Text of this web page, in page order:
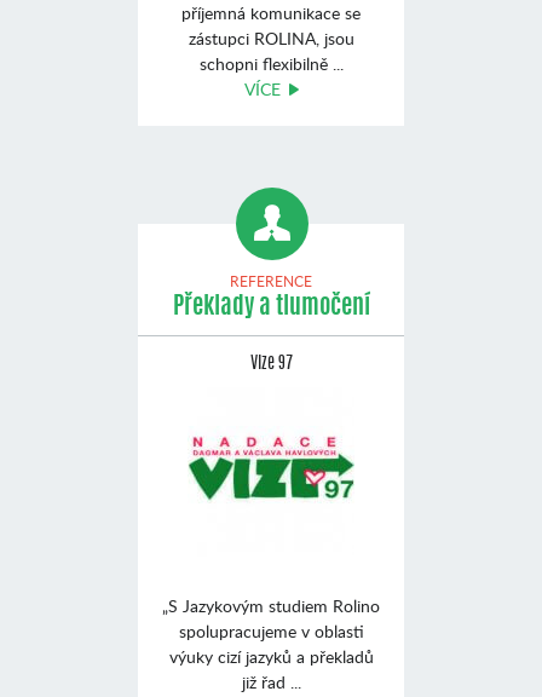
příjemná komunikace se
zástupci ROLINA, jsou
schopni flexibilně ...
VÍCE
REFERENCE
Překlady a tlumočení
Vize 97
„S Jazykovým studiem Rolino
spolupracujeme v oblasti
výuky cizí jazyků a překladů
již řad ...